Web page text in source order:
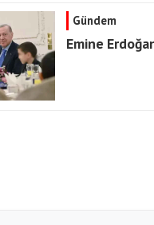
Gündem
Emine